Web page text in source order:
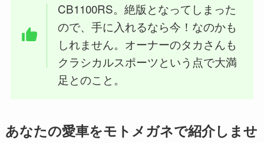
CB1100RS。絶版となってしまった
ので、手に入れるなら今！なのかも
しれません。オーナーのタカさんも
クラシカルスポーツという点で大満
足とのこと。
あなたの愛車をモトメガネで紹介しませ